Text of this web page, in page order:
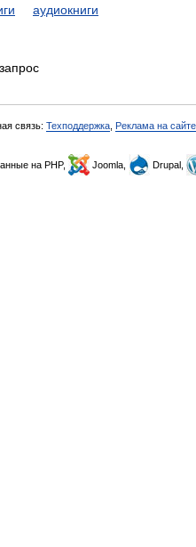
аудиокниги
связь: Техподдержка Реклама на сайте
на PHP, Joomla, Drupal,